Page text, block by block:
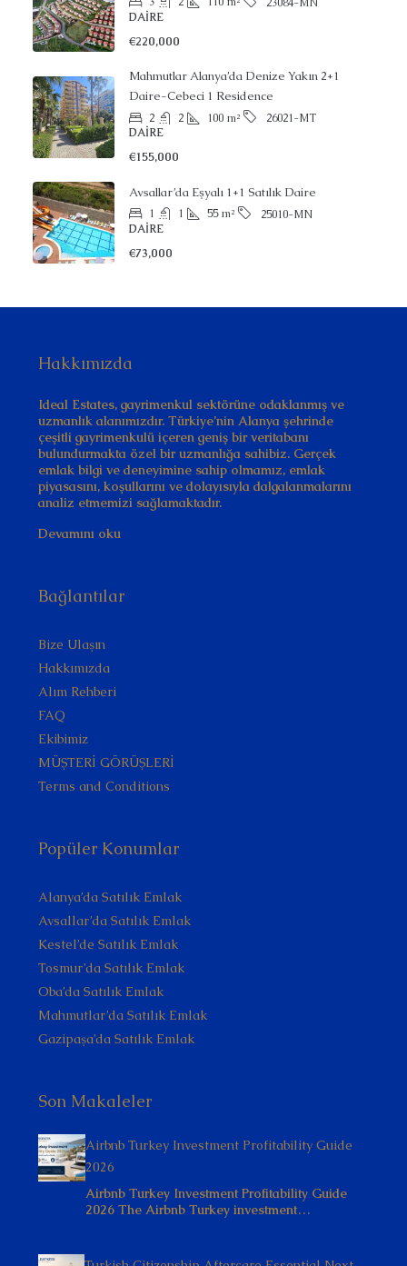
DAIRE
€220,000
Mahmutlar Alanya’da Denize Yakın 2+1
Daire-Cebeci 1 Residence
2 2 100 m²
26021-MT
DAIRE
€155,000
Avsallar’da Eşyalı 1+1 Satılık Daire
1 1 55 m²
25010-MN
DAIRE
€73,000
Hakkımızda
Ideal Estates, gayrimenkul sektörüne odaklanmış ve
uzmanlık alanımızdır. Türkiye’nin Alanya şehrinde
çeşitli gayrimenkulü içeren geniş bir veritabanı
bulundurmakta özel bir uzmanlığa sahibiz. Gerçek
emlak bilgi ve deneyimine sahip olmamız, emlak
piyasasını, koşullarını ve dolayısıyla dalgalanmalarını
analiz etmemizi sağlamaktadır.
Devamını oku
Bağlantılar
Bize Ulaşın
Hakkımızda
Alım Rehberi
FAQ
Ekibimiz
MÜŞTERİ GÖRÜŞLERİ
Terms and Conditions
Popüler Konumlar
Alanya’da Satılık Emlak
Avsallar’da Satılık Emlak
Kestel’de Satılık Emlak
Tosmur’da Satılık Emlak
Oba’da Satılık Emlak
Mahmutlar’da Satılık Emlak
Gazipaşa’da Satılık Emlak
Son Makaleler
Airbnb Turkey Investment Profitability Guide
2026
Airbnb Turkey Investment Profitability Guide
2026 The Airbnb Turkey investment…